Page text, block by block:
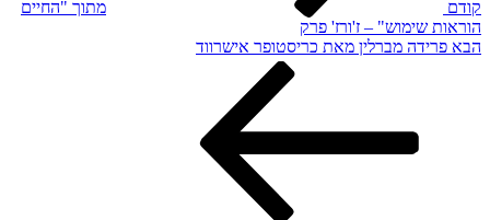
קודם
מתוך "החיים
הוראות שימוש" – ז'ורז' פרק
הפוסט
הבא פרידה מברלין מאת כריסטופר אישרווד